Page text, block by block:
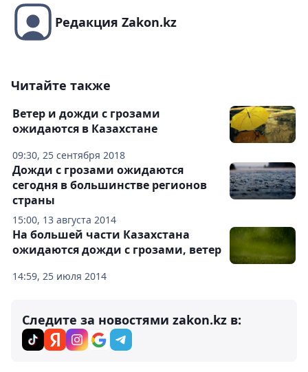
Редакция Zakon.kz
Читайте также
09:30, 25 сентября 2018
Ветер и дожди с грозами
ожидаются в Казахстане
15:00, 13 августа 2014
Дожди с грозами ожидаются
сегодня в большинстве регионов
страны
14:59, 25 июля 2014
На большей части Казахстана
ожидаются дожди с грозами, ветер
Следите за новостями zakon.kz в: